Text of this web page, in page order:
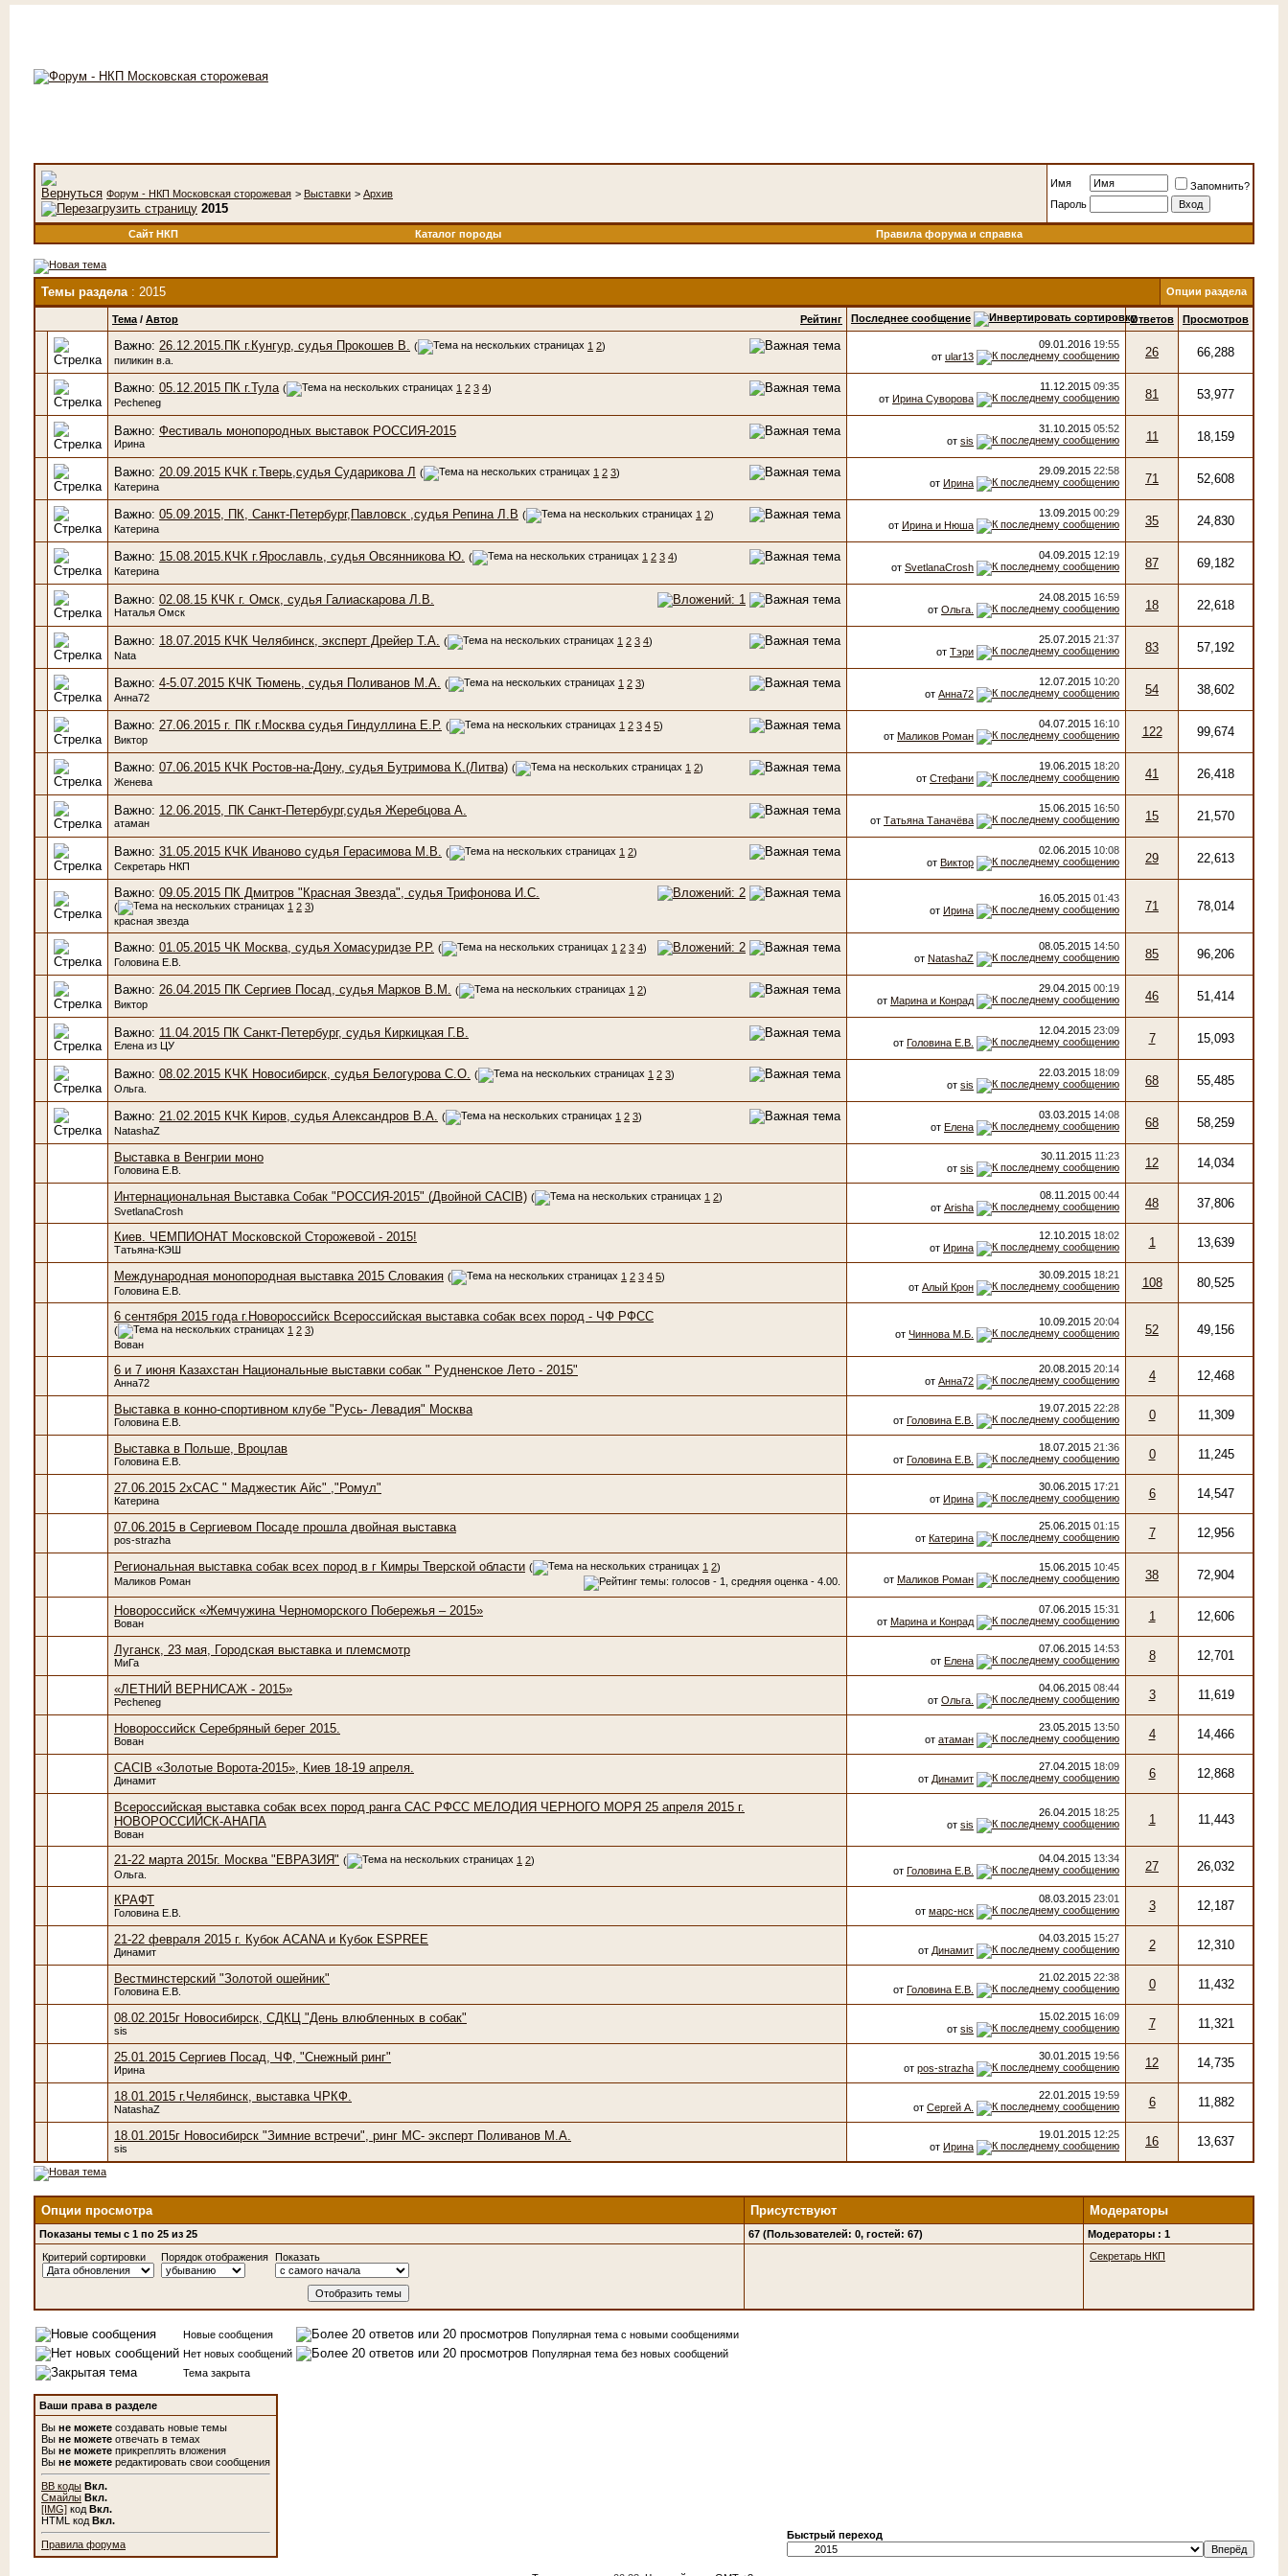
Форум - НКП Московская сторожевая > Выставки > Архив
2015
Имя
Запомнить?
Пароль
Сайт НКП Каталог породы Правила форума и справка
Темы раздела: 2015 Опции раздела
Рейтинг
Тема / Автор Последнее сообщение Ответов Просмотров
Важно: 26.12.2015.ПК г.Кунгур, судья Прокошев В. ( 1 2)
пиликин в.а.
09.01.2016 19:55
от ular13 26 66,288
Важно: 05.12.2015 ПК г.Тула ( 1 2 3 4)
Pecheneg
11.12.2015 09:35
от Ирина Суворова 81 53,977
Важно: Фестиваль монопородных выставок РОССИЯ-2015
Ирина
31.10.2015 05:52
от sis 11 18,159
Важно: 20.09.2015 КЧК г.Тверь,судья Сударикова Л ( 1 2 3)
Катерина
29.09.2015 22:58
от Ирина 71 52,608
Важно: 05.09.2015, ПК, Санкт-Петербург,Павловск ,судья Репина Л.В ( 1 2)
Катерина
13.09.2015 00:29
от Ирина и Нюша 35 24,830
Важно: 15.08.2015.КЧК г.Ярославль, судья Овсянникова Ю. ( 1 2 3 4)
Катерина
04.09.2015 12:19
от SvetlanaCrosh 87 69,182
Важно: 02.08.15 КЧК г. Омск, судья Галиаскарова Л.В.
Наталья Омск
24.08.2015 16:59
от Ольга. 18 22,618
Важно: 18.07.2015 КЧК Челябинск, эксперт Дрейер Т.А. ( 1 2 3 4)
Nata
25.07.2015 21:37
от Тэри 83 57,192
Важно: 4-5.07.2015 КЧК Тюмень, судья Поливанов М.А. ( 1 2 3)
Анна72
12.07.2015 10:20
от Анна72 54 38,602
Важно: 27.06.2015 г. ПК г.Москва судья Гиндуллина Е.Р. ( 1 2 3 4 5)
Виктор
04.07.2015 16:10
от Маликов Роман 122 99,674
Важно: 07.06.2015 КЧК Ростов-на-Дону, судья Бутримова К.(Литва) ( 1 2)
Женева
19.06.2015 18:20
от Стефани 41 26,418
Важно: 12.06.2015, ПК Санкт-Петербург,судья Жеребцова А.
атаман
15.06.2015 16:50
от Татьяна Таначёва 15 21,570
Важно: 31.05.2015 КЧК Иваново судья Герасимова М.В. ( 1 2)
Секретарь НКП
02.06.2015 10:08
от Виктор 29 22,613
Важно: 09.05.2015 ПК Дмитров "Красная Звезда", судья Трифонова И.С.
( 1 2 3)
красная звезда
16.05.2015 01:43
от Ирина 71 78,014
Важно: 01.05.2015 ЧК Москва, судья Хомасуридзе Р.Р. ( 1 2 3 4)
Головина Е.В.
08.05.2015 14:50
от NatashaZ 85 96,206
Важно: 26.04.2015 ПК Сергиев Посад, судья Марков В.М. ( 1 2)
Виктор
29.04.2015 00:19
от Марина и Конрад 46 51,414
Важно: 11.04.2015 ПК Санкт-Петербург, судья Киркицкая Г.В.
Елена из ЦУ
12.04.2015 23:09
от Головина Е.В. 7 15,093
Важно: 08.02.2015 КЧК Новосибирск, судья Белогурова С.О. ( 1 2 3)
Ольга.
22.03.2015 18:09
от sis 68 55,485
Важно: 21.02.2015 КЧК Киров, судья Александров В.А. ( 1 2 3)
NatashaZ
03.03.2015 14:08
от Елена 68 58,259
Выставка в Венгрии моно
Головина Е.В.
30.11.2015 11:23
от sis 12 14,034
Интернациональная Выставка Собак "РОССИЯ-2015" (Двойной CACIB) ( 1 2)
SvetlanaCrosh
08.11.2015 00:44
от Arisha 48 37,806
Киев. ЧЕМПИОНАТ Московской Сторожевой - 2015!
Татьяна-КЭШ
12.10.2015 18:02
от Ирина 1 13,639
Международная монопородная выставка 2015 Словакия ( 1 2 3 4 5)
Головина Е.В.
30.09.2015 18:21
от Алый Крон 108 80,525
6 сентября 2015 года г.Новороссийск Всероссийская выставка собак всех пород - ЧФ РФСС
( 1 2 3)
Вован
10.09.2015 20:04
от Чиннова М.Б. 52 49,156
6 и 7 июня Казахстан Национальные выставки собак " Рудненское Лето - 2015"
Анна72
20.08.2015 20:14
от Анна72 4 12,468
Выставка в конно-спортивном клубе "Русь- Левадия" Москва
Головина Е.В.
19.07.2015 22:28
от Головина Е.В. 0 11,309
Выставка в Польше, Вроцлав
Головина Е.В.
18.07.2015 21:36
от Головина Е.В. 0 11,245
27.06.2015 2хСАС " Маджестик Айс" ,"Ромул"
Катерина
30.06.2015 17:21
от Ирина 6 14,547
07.06.2015 в Сергиевом Посаде прошла двойная выставка
pos-strazha
25.06.2015 01:15
от Катерина 7 12,956
Региональная выставка собак всех пород в г Кимры Тверской области ( 1 2)
Маликов Роман
15.06.2015 10:45
от Маликов Роман 38 72,904
Новороссийск «Жемчужина Черноморского Побережья – 2015»
Вован
07.06.2015 15:31
от Марина и Конрад 1 12,606
Луганск, 23 мая, Городская выставка и племсмотр
МиГа
07.06.2015 14:53
от Елена 8 12,701
«ЛЕТНИЙ ВЕРНИСАЖ - 2015»
Pecheneg
04.06.2015 08:44
от Ольга. 3 11,619
Новороссийск Серебряный берег 2015.
Вован
23.05.2015 13:50
от атаман 4 14,466
САСIB «Золотые Ворота-2015», Киев 18-19 апреля.
Динамит
27.04.2015 18:09
от Динамит 6 12,868
Всероссийская выставка собак всех пород ранга САС РФСС МЕЛОДИЯ ЧЕРНОГО МОРЯ 25 апреля 2015 г.
НОВОРОССИЙСК-АНАПА
Вован
26.04.2015 18:25
от sis 1 11,443
21-22 марта 2015г. Москва "ЕВРАЗИЯ" ( 1 2)
Ольга.
04.04.2015 13:34
от Головина Е.В. 27 26,032
КРАФТ
Головина Е.В.
08.03.2015 23:01
от марс-нск 3 12,187
21-22 февраля 2015 г. Кубок ACANA и Кубок ESPREE
Динамит
04.03.2015 15:27
от Динамит 2 12,310
Вестминстерский "Золотой ошейник"
Головина Е.В.
21.02.2015 22:38
от Головина Е.В. 0 11,432
08.02.2015г Новосибирск, СДКЦ "День влюбленных в собак"
sis
15.02.2015 16:09
от sis 7 11,321
25.01.2015 Сергиев Посад, ЧФ, "Снежный ринг"
Ирина
30.01.2015 19:56
от pos-strazha 12 14,735
18.01.2015 г.Челябинск, выставка ЧРКФ.
NatashaZ
22.01.2015 19:59
от Сергей А. 6 11,882
18.01.2015г Новосибирск "Зимние встречи", ринг МС- эксперт Поливанов М.А.
sis
19.01.2015 12:25
от Ирина 16 13,637
Опции просмотра Присутствуют Модераторы
Показаны темы с 1 по 25 из 25 67 (Пользователей: 0, гостей: 67)
Модераторы : 1
Критерий сортировки
Порядок отображения Показать Секретарь НКП
Новые сообщения
Популярная тема с новыми сообщениями
Нет новых сообщений
Популярная тема без новых сообщений
Тема закрыта
Ваши права в разделе
Вы не можете создавать новые темы
Вы не можете отвечать в темах
Вы не можете прикреплять вложения
Вы не можете редактировать свои сообщения
BB коды Вкл.
Смайлы Вкл.
[IMG] код Вкл.
HTML код Вкл.
Правила форума
Быстрый переход